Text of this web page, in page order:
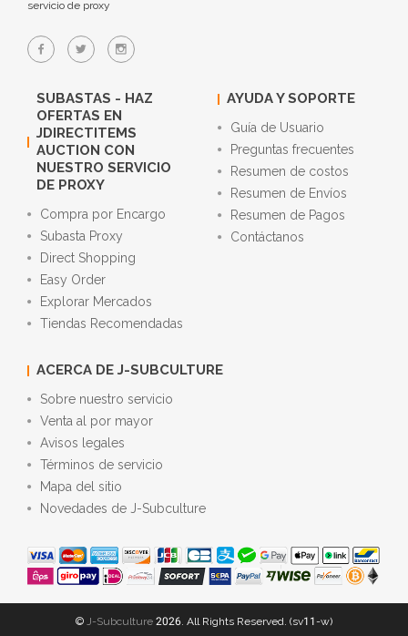
servicio de proxy
SUBASTAS - HAZ
OFERTAS EN
JDIRECTITEMS
AUCTION CON
NUESTRO SERVICIO
DE PROXY
Compra por Encargo
Subasta Proxy
Direct Shopping
Easy Order
Explorar Mercados
Tiendas Recomendadas
AYUDA Y SOPORTE
Guía de Usuario
Preguntas frecuentes
Resumen de costos
Resumen de Envíos
Resumen de Pagos
Contáctanos
ACERCA DE J-SUBCULTURE
Sobre nuestro servicio
Venta al por mayor
Avisos legales
Términos de servicio
Mapa del sitio
Novedades de J-Subculture
© J-Subculture 2026. All Rights Reserved. (sv11-w)